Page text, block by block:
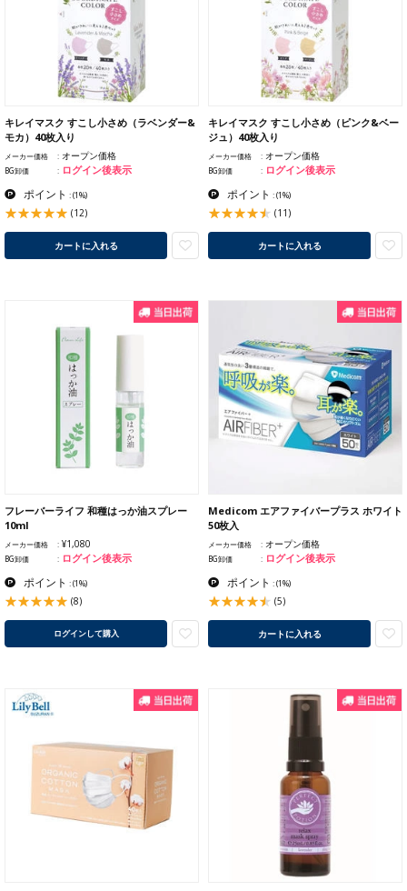
キレイマスク すこし小さめ（ラベンダー&
モカ）40枚入り
メーカー価格 オープン価格
BG卸価 ログイン後表示
ポイント :(1%)
(12)
カートに入れる
キレイマスク すこし小さめ（ピンク&ベー
ジュ）40枚入り
メーカー価格 オープン価格
BG卸価 ログイン後表示
ポイント :(1%)
(11)
カートに入れる
フレーバーライフ 和種はっか油スプレー
10ml
メーカー価格 ¥1,080
BG卸価 ログイン後表示
ポイント :(1%)
(8)
ログインして購入
Medicom エアファイバープラス ホワイト
50枚入
メーカー価格 オープン価格
BG卸価 ログイン後表示
ポイント :(1%)
(5)
カートに入れる